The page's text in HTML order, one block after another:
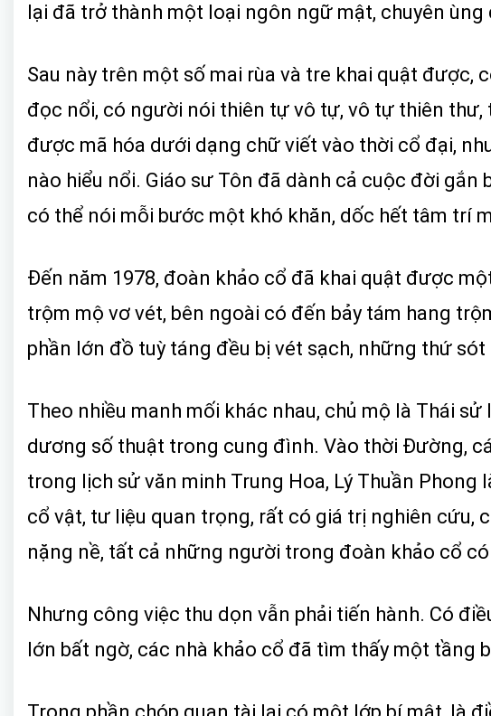
lại đã trở thành một loại ngôn ngữ mật, chuyên
Sau này trên một số mai rùa và tre khai quật
đọc nổi, có người nói thiên tự vô tự, vô tự thiên
được mã hóa dưới dạng chữ viết vào thời cổ đại,
nào hiểu nổi. Giáo sư Tôn đã dành cả cuộc đời
có thể nói mỗi bước một khó khăn, dốc hết tâm trí
Đến năm 1978, đoàn khảo cổ đã khai quật được
trộm mộ vơ vét, bên ngoài có đến bảy tám hang
phần lớn đồ tuỳ táng đều bị vét sạch, những thứ
Theo nhiều manh mối khác nhau, chủ mộ là Thái
dương số thuật trong cung đình. Vào thời Đường,
trong lịch sử văn minh Trung Hoa, Lý Thuần
cổ vật, tư liệu quan trọng, rất có giá trị nghiên cứu,
nặng nề, tất cả những người trong đoàn khảo cổ
Nhưng công việc thu dọn vẫn phải tiến hành. Có
lớn bất ngờ, các nhà khảo cổ đã tìm thấy một tầng